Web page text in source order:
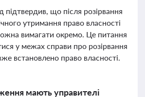
підтвердив, що після розірвання
утримання право власності
вимагати окремо. Це питання
у межах справи про розірвання
встановлено право власності.
мають управителі